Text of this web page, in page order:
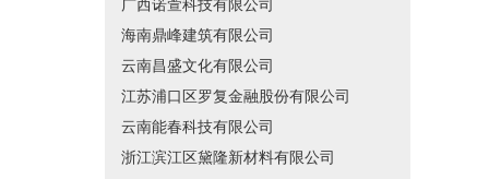
广西诺萱科技有限公司
海南鼎峰建筑有限公司
云南昌盛文化有限公司
江苏浦口区罗复金融股份有限公司
云南能春科技有限公司
浙江滨江区黛隆新材料有限公司